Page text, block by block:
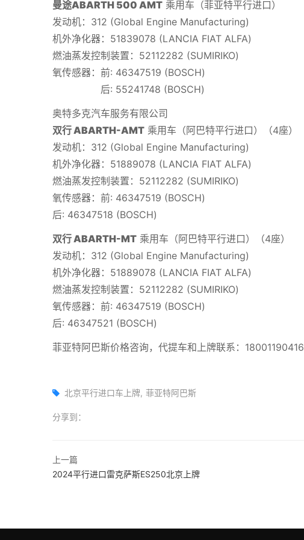
曼途ABARTH 500 AMT 乘用车（菲亚特平行进口）
发动机：312 (Global Engine Manufacturing)
机外净化器：51839078 (LANCIA FIAT ALFA)
燃油蒸发控制装置：52112282 (SUMIRIKO)
氧传感器：前: 46347519 (BOSCH)
后: 55241748 (BOSCH)
奥特多克汽车服务有限公司
双行 ABARTH-AMT 乘用车（阿巴特平行进口）（4座）
发动机：312 (Global Engine Manufacturing)
机外净化器：51889078 (LANCIA FIAT ALFA)
燃油蒸发控制装置：52112282 (SUMIRIKO)
氧传感器：前: 46347519 (BOSCH)
后: 46347518 (BOSCH)
双行 ABARTH-MT 乘用车（阿巴特平行进口）（4座）
发动机：312 (Global Engine Manufacturing)
机外净化器：51889078 (LANCIA FIAT ALFA)
燃油蒸发控制装置：52112282 (SUMIRIKO)
氧传感器：前: 46347519 (BOSCH)
后: 46347521 (BOSCH)
菲亚特阿巴斯价格咨询，代提车和上牌联系：18001190416
北京平行进口车上牌 菲亚特阿巴斯
分享到：
上一篇
2024平行进口雷克萨斯ES250北京上牌